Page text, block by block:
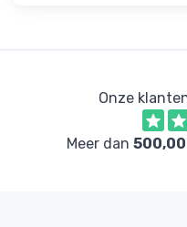
Onze
Meer dan